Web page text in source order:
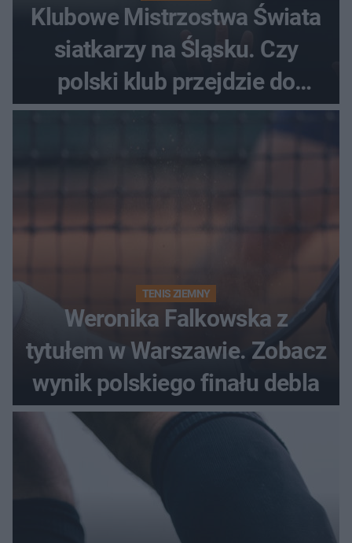
Klubowe Mistrzostwa Świata
siatkarzy na Śląsku. Czy
polski klub przejdzie do
historii
TENIS ZIEMNY
Weronika Falkowska z
tytułem w Warszawie. Zobacz
wynik polskiego finału debla